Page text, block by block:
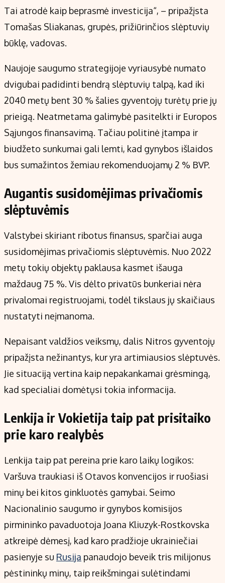
Tai atrodė kaip beprasmė investicija“, – pripažįsta
Tomašas Sliakanas, grupės, prižiūrinčios slėptuvių
būklę, vadovas.
Naujoje saugumo strategijoje vyriausybė numato
dvigubai padidinti bendrą slėptuvių talpą, kad iki
2040 metų bent 30 % šalies gyventojų turėtų prie jų
prieigą. Neatmetama galimybė pasitelkti ir Europos
Sąjungos finansavimą. Tačiau politinė įtampa ir
biudžeto sunkumai gali lemti, kad gynybos išlaidos
bus sumažintos žemiau rekomenduojamų 2 % BVP.
Augantis susidomėjimas privačiomis
slėptuvėmis
Valstybei skiriant ribotus finansus, sparčiai auga
susidomėjimas privačiomis slėptuvėmis. Nuo 2022
metų tokių objektų paklausa kasmet išauga
maždaug 75 %. Vis dėlto privatūs bunkeriai nėra
privalomai registruojami, todėl tikslaus jų skaičiaus
nustatyti neįmanoma.
Nepaisant valdžios veiksmų, dalis Nitros gyventojų
pripažįsta nežinantys, kur yra artimiausios slėptuvės.
Jie situaciją vertina kaip nepakankamai grėsmingą,
kad specialiai domėtųsi tokia informacija.
Lenkija ir Vokietija taip pat prisitaiko
prie karo realybės
Lenkija taip pat pereina prie karo laikų logikos:
Varšuva traukiasi iš Otavos konvencijos ir ruošiasi
minų bei kitos ginkluotės gamybai. Seimo
Nacionalinio saugumo ir gynybos komisijos
pirmininko pavaduotoja Joana Kliuzyk-Rostkovska
atkreipė dėmesį, kad karo pradžioje ukrainiečiai
pasienyje su Rusija panaudojo beveik tris milijonus
pėstininkų minų, taip reikšmingai sulėtindami